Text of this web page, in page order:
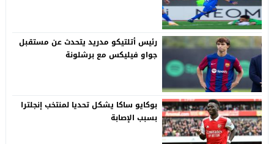
رئيس أتلتيكو مدريد يتحدث عن مستقبل
جواو فيليكس مع برشلونة
بوكايو ساكا يشكل تحديا لمنتخب إنجلترا
بسبب الإصابة